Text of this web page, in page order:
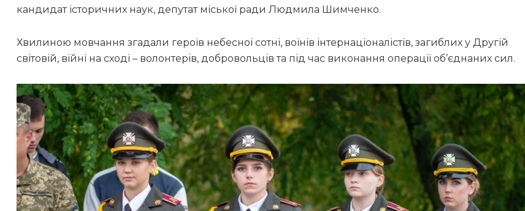
кандидат історичних наук, депутат міської ради Людмила Шимченко.
Хвилиною мовчання згадали героїв небесної сотні, воїнів інтернаціоналістів, загиблих у Другій
світовій, війні на сході – волонтерів, добровольців та під час виконання операції об’єднаних сил.